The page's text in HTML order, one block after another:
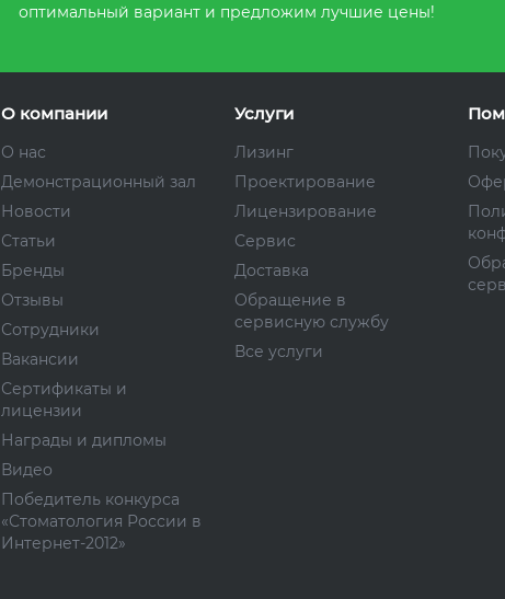
оптимальный вариант и предложим лучшие цены!
О компании
О нас
Демонстрационный зал
Новости
Статьи
Бренды
Отзывы
Сотрудники
Вакансии
Сертификаты и
лицензии
Награды и дипломы
Видео
Победитель конкурса
«Стоматология России в
Интернет-2012»
Услуги
Лизинг
Проектирование
Лицензирование
Сервис
Доставка
Обращение в
сервисную службу
Все услуги